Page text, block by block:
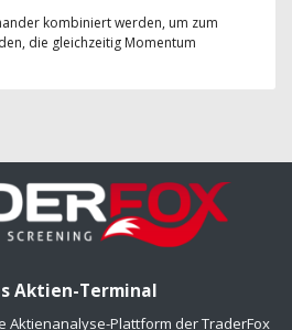
kombiniert werden, um zum
die gleichzeitig Momentum
Aktien-Terminal
Aktienanalyse-Plattform der TraderFox